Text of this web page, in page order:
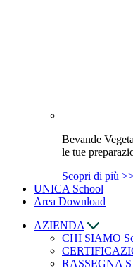
Bevande
le tue
Scopri di più
UNICA School
Area Download
AZIENDA
CHI SIAMO
RASSEGNA